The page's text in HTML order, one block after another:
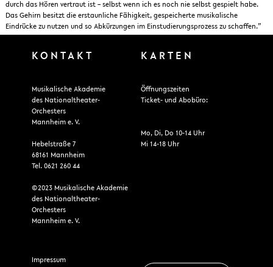
durch das Hören vertraut ist – selbst wenn ich es noch nie selbst gespielt habe.
Das Gehirn besitzt die erstaunliche Fähigkeit, gespeicherte musikalische
Eindrücke zu nutzen und so Abkürzungen im Einstudierungsprozess zu schaffen.”
KONTAKT
Musikalische Akademie
des Nationaltheater-
Orchesters
Mannheim e. V.
Hebelstraße 7
68161 Mannheim
Tel. 0621 260 44
©2023 Musikalische Akademie
des Nationaltheater-
Orchesters
Mannheim e. V.
Impressum
KARTEN
Öffnungszeiten
Ticket- und Abobüro:
Mo, Di, Do 10-14 Uhr
Mi 14-18 Uhr